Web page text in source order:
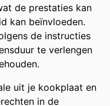
de prestaties kan
kan beïnvloeden.
de instructies
te verlengen
uit je kookplaat en
in de